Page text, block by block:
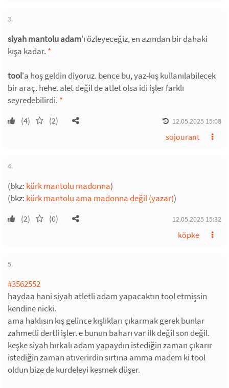
3.
siyah mantolu adam'ı özleyeceğiz, en azından bir dahaki
kışa kadar. *
tool'a hoş geldin diyoruz. bence bu, yaz-kış kullanılabilecek
bir araç. hehe. alet değil de atlet olsa idi işler farklı
seyredebilirdi. *
(4) (2) 12.05.2025 15:08
sojourant
4.
(bkz: kürk mantolu madonna)
(bkz: kürk mantolu ama madonna değil (yazar))
(2) (0) 12.05.2025 15:32
köpke
5.
#3562552
haydaa hani siyah atletli adam yapacaktın tool etmişsin
kendine nicki.
ama haklısın kış gelince kışlıkları çıkarmak gerek bunlar
zahmetli dertli işler. e bunun baharı var ilk değil son değil.
keşke siyah hırkalı adam yapaydın istediğin zaman çıkarır
istediğin zaman atıverirdin sırtına amma madem ki tool
oldun bize de kurdeleyi kesmek düşer.